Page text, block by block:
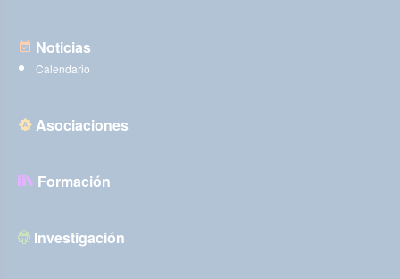
Noticias
Calendario
Asociaciones
Formación
Investigación